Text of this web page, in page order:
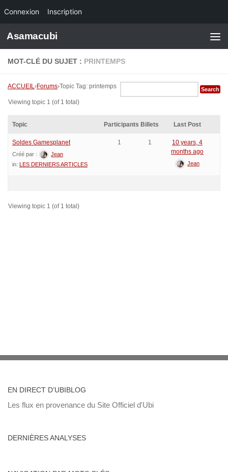
Connexion Inscription
Skip to content
Asamacubi
MOT-CLÉ DU SUJET : PRINTEMPS
ACCUEIL›Forums›Topic Tag: printemps
Viewing topic 1 (of 1 total)
Topic Participants Billets Last Post
Soldes Gamesplanet
Créé par :
Jean
in: LES DERNIERS ARTICLES
1 1
10 years, 4
months ago
Jean
Viewing topic 1 (of 1 total)
EN DIRECT D’UBIBLOG
Les flux en provenance du Site Officiel d'Ubi
DERNIÈRES ANALYSES